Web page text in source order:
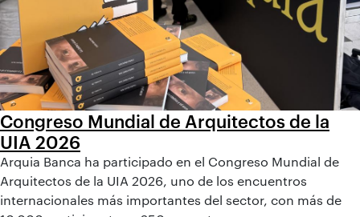
Congreso Mundial de Arquitectos de la
UIA 2026
Arquia Banca ha participado en el Congreso Mundial de
Arquitectos de la UIA 2026, uno de los encuentros
internacionales más importantes del sector, con más de